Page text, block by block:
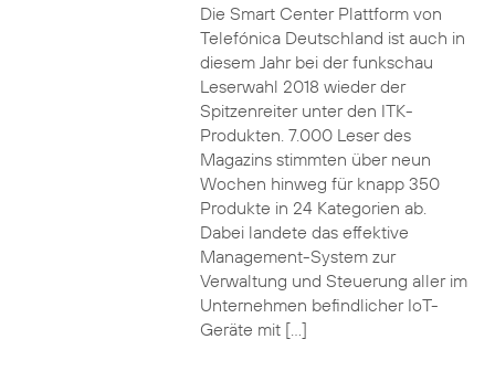
Die Smart Center Plattform von
Telefónica Deutschland ist auch in
diesem Jahr bei der funkschau
Leserwahl 2018 wieder der
Spitzenreiter unter den ITK-
Produkten. 7.000 Leser des
Magazins stimmten über neun
Wochen hinweg für knapp 350
Produkte in 24 Kategorien ab.
Dabei landete das effektive
Management-System zur
Verwaltung und Steuerung aller im
Unternehmen befindlicher IoT-
Geräte mit […]